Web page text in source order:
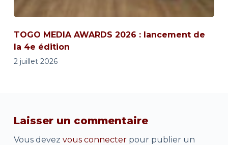
TOGO MEDIA AWARDS 2026 : lancement de
la 4e édition
2 juillet 2026
Laisser un commentaire
Vous devez vous connecterpour publier un